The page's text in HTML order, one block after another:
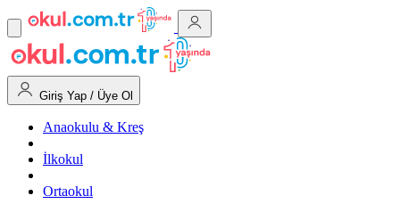
Giriş Yap / Üye Ol
Anaokulu & Kreş
İlkokul
Ortaokul